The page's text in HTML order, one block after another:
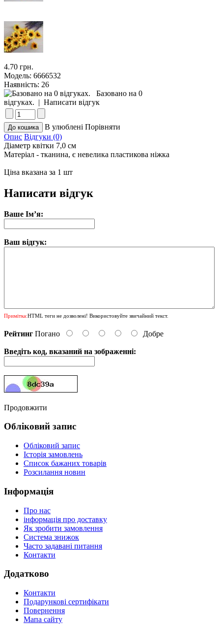
4.70 грн.
Модель: 6666532
Наявність: 26
Базовано на 0
відгуках. | Написати відгук
В улюблені Порівняти
Опис Відгуки (0)
Діаметр квітки 7,0 см
Матеріал - тканина, є невелика пластикова ніжка
Ціна вказана за 1 шт
Написати відгук
Ваше Ім’я:
Ваш відгук:
Примітка:HTML теги не дозволені! Використовуйте звичайний текст.
Рейтинг Погано Добре
Введіть код, вказаний на зображенні:
Продовжити
Обліковий запис
Обліковий запис
Історія замовлень
Список бажаних товарів
Розсилання новин
Інформація
Про нас
інформація про доставку
Як зробити замовлення
Система знижок
Часто задавані питання
Контакти
Додатково
Контакти
Подарункові сертифікати
Повернення
Мапа сайту